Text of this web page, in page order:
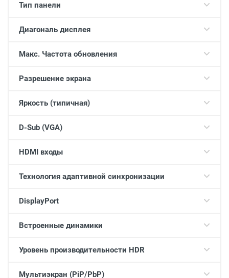
Тип панели
Диагональ дисплея
Макс. Частота обновления
Разрешение экрана
Яркость (типичная)
D-Sub (VGA)
HDMI входы
Технология адаптивной синхронизации
DisplayPort
Встроенные динамики
Уровень производительности HDR
Мультиэкран (PiP/PbP)